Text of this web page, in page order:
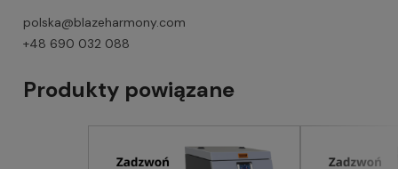
polska@blazeharmony.com
+48 690 032 088
Produkty powiązane